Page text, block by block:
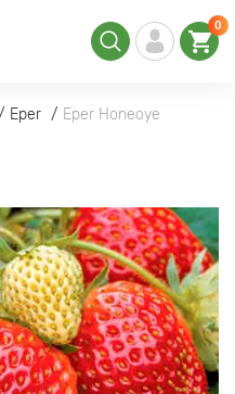
0
Eper Eper Honeoye